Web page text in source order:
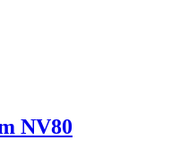
NV80